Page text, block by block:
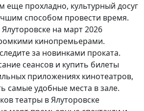
еще прохладно, культурный досуг
способом провести время.
на март 2026
кинопремьерами.
за новинками проката.
сеансов и купить билеты
приложениях кинотеатров,
самые удобные места в зале.
театры в Ялуторовске